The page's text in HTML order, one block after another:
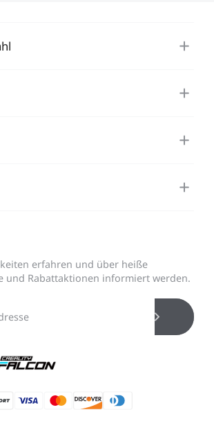
erfahren und über heiße
und Rabattaktionen informiert werden.